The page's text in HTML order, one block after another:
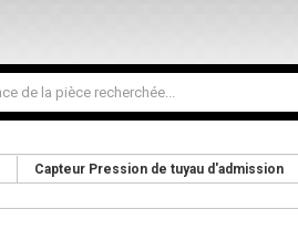
Capteur Pression de tuyau d'admission